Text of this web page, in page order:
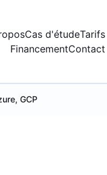
Cas d'étudeTarifs
FinancementContact
GCP